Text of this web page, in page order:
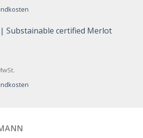
| Substainable certified Merlot